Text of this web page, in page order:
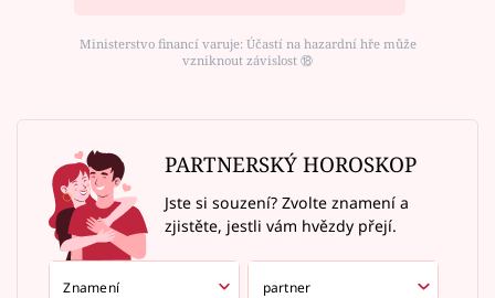
Ministerstvo financí varuje: Účastí na hazardní hře může
vzniknout závislost ⑱
PARTNERSKÝ HOROSKOP
Jste si souzení? Zvolte znamení a
zjistěte, jestli vám hvězdy přejí.